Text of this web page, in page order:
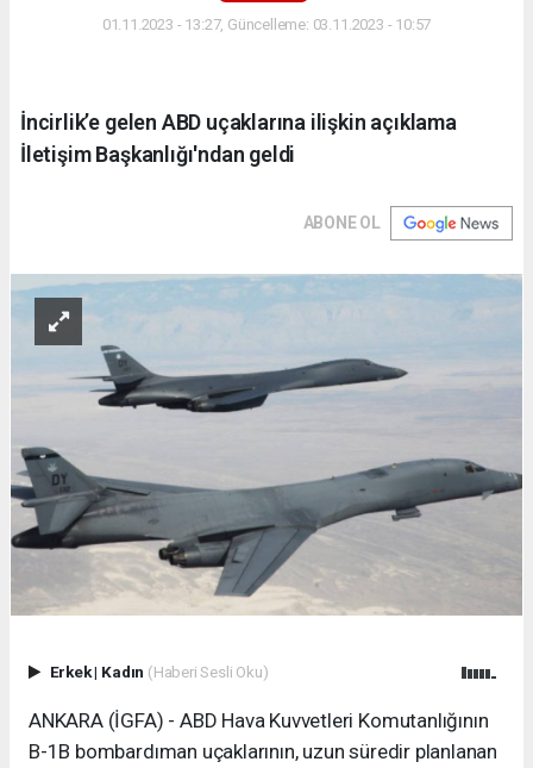
01.11.2023 - 13:27, Güncelleme: 03.11.2023 - 10:57
İncirlik’e gelen ABD uçaklarına ilişkin açıklama
İletişim Başkanlığı'ndan geldi
ABONE OL
Erkek| Kadın (Haberi Sesli Oku)
ANKARA (İGFA) - ABD Hava Kuvvetleri Komutanlığının
B-1B bombardıman uçaklarının, uzun süredir planlanan